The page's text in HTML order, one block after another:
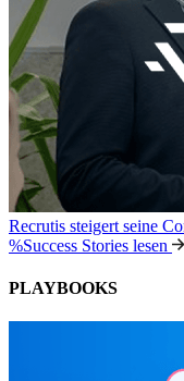
Recrutis steigert seine
%Success Stories lesen
PLAYBOOKS